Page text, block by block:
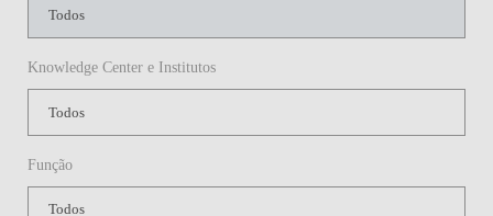
Knowledge Center e Institutos
Função